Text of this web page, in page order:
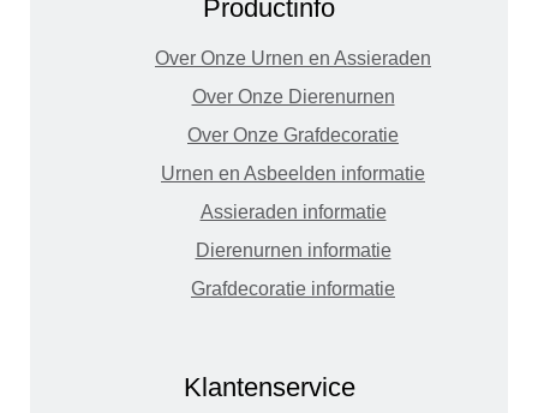
Productinfo
Over Onze Urnen en Assieraden
Over Onze Dierenurnen
Over Onze Grafdecoratie
Urnen en Asbeelden informatie
Assieraden informatie
Dierenurnen informatie
Grafdecoratie informatie
Klantenservice